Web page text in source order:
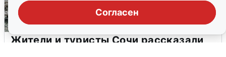
Согласен
Жители и туристы Сочи рассказали